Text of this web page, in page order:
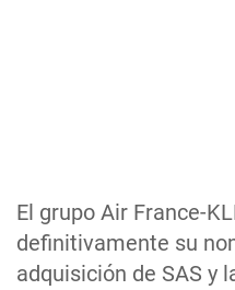
El grupo Air France-
definitivamente su
adquisición de SAS y